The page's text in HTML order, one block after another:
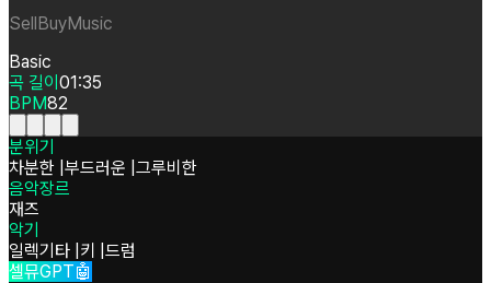
SellBuyMusic
Basic
곡 길이 01:35
BPM82
분위기
차분한 부드러운 그루비한
음악장르
재즈
악기
일렉기타 키 드럼
셀뮤GPT🤖